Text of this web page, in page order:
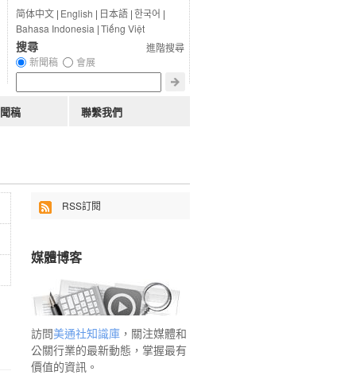
RSS訂閱
媒體博客
訪問美通社知識庫，關注媒體和
公關行業的最新動態，掌握最有
價值的資訊。
简体中文| English | 日本語|한국어 |
Bahasa Indonesia |Tiếng Việt
進階搜尋
搜尋
新聞稿 會展
稿 聯繫我們